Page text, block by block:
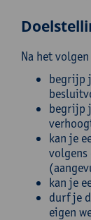
Na het
begrijp
begrijp
kan je
volgens
kan je
durf je
eigen